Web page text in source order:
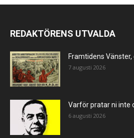
REDAKTÖRENS UTVALDA
Framtidens
7 augusti 2026
Varför pratar ni inte
6 augusti 2026